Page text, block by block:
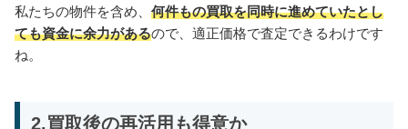
私たちの物件を含め、 何件もの買取を同時に進めていたとし
ても資金に余力があるので、適正価格で査定できるわけです
ね。
2.買取後の再活用も得意か